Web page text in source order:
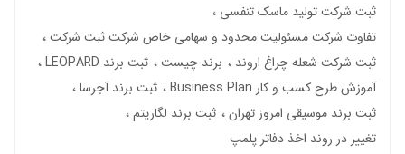
ثبت شرکت تولید ماسک تنفسی
تفاوت شرکت مسئولیت محدود و سهامی خاص شرکت ثبت شرکت
ثبت شرکت شعله چراغ اروند
برند چیست
ثبت برند LEOPARD
آموزش طرح کسب و کار Business Plan
ثبت برند آجرسا
ثبت برند موسیقی امروز تهران
ثبت برند لگاریتم
تغییر در روند اخذ دفاتر پلمپ